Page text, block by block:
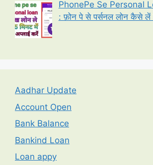
PhonePe Se Personal
: फ़ोन पे से पर्सनल लोन कैसे लें
Aadhar Update
Account Open
Bank Balance
Bankind Loan
Loan appy